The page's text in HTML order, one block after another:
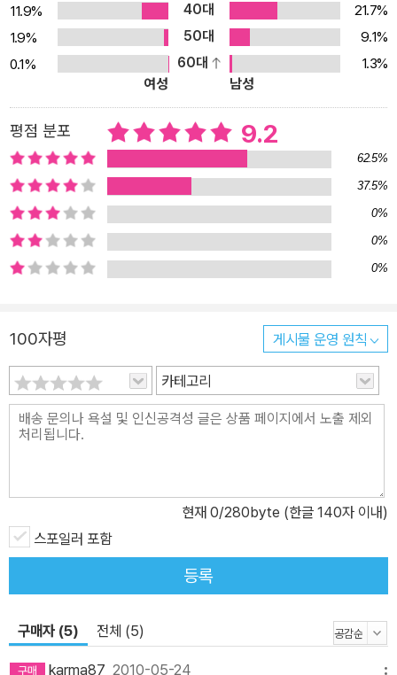
등이 있다.
11.9%
40대
21.7%
1.9%
50대
9.1%
0.1%
60대
1.3%
여성
남성
평점 분포 9.2
62.5%
37.5%
0%
0%
0%
100자평 게시물 운영 원칙
카테고리
현재 0/280byte (한글 140자 이내)
스포일러 포함
등록
구매자 (5) 전체 (5)
karma87 2010-05-24